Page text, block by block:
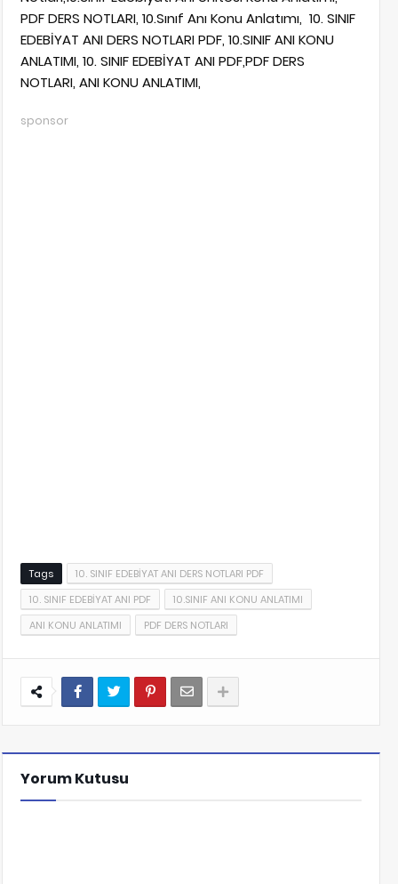
PDF DERS NOTLARI, 10.Sınıf Anı Konu Anlatımı, 10. SINIF
EDEBİYAT ANI DERS NOTLARI PDF, 10.SINIF ANI KONU
ANLATIMI, 10. SINIF EDEBİYAT ANI PDF,PDF DERS
NOTLARI, ANI KONU ANLATIMI,
sponsor
Tags
10. SINIF EDEBİYAT ANI DERS NOTLARI PDF
10. SINIF EDEBİYAT ANI PDF
10.SINIF ANI KONU ANLATIMI
ANI KONU ANLATIMI
PDF DERS NOTLARI
Yorum Kutusu